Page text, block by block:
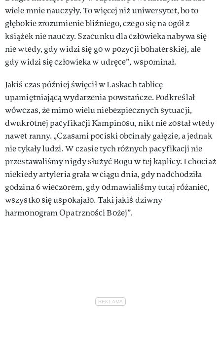
wiele mnie nauczyły. To więcej niż uniwersytet, bo to
głębokie zrozumienie bliźniego, czego się na ogół z
książek nie nauczy. Szacunku dla człowieka nabywa się
nie wtedy, gdy widzi się go w pozycji bohaterskiej, ale
gdy widzi się człowieka w udręce”, wspominał.
Jakiś czas później święcił w Laskach tablicę
upamiętniającą wydarzenia powstańcze. Podkreślał
wówczas, że mimo wielu niebezpiecznych sytuacji,
dwukrotnej pacyfikacji Kampinosu, nikt nie został wtedy
nawet ranny. „Czasami pociski obcinały gałęzie, a jednak
nie tykały ludzi. W czasie tych różnych pacyfikacji nie
przestawaliśmy nigdy służyć Bogu w tej kaplicy. I chociaż
niekiedy artyleria grała w ciągu dnia, gdy nadchodziła
godzina 6 wieczorem, gdy odmawialiśmy tutaj różaniec,
wszystko się uspokajało. Taki jakiś dziwny
harmonogram Opatrzności Bożej”.